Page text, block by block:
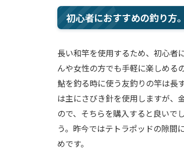
初心者におすすめの釣り方。
長い和竿を使用するため、初心者
んや女性の方でも手軽に楽しめる
鮎を釣る時に使う友釣りの竿は長
は主にさびき針を使用しますが、
ので、そちらを購入すると良いで
う。昨今ではテトラポッドの隙間
めです。